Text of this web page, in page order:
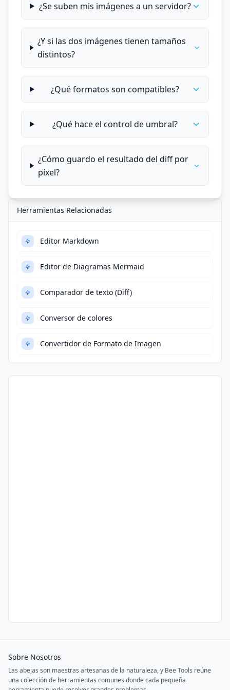
¿Se suben mis imágenes a un servidor?
¿Y si las dos imágenes tienen tamaños
distintos?
¿Qué formatos son compatibles?
¿Qué hace el control de umbral?
¿Cómo guardo el resultado del diff por
píxel?
Herramientas Relacionadas
Editor Markdown
Editor de Diagramas Mermaid
Comparador de texto (Diff)
Conversor de colores
Convertidor de Formato de Imagen
Sobre Nosotros
Las abejas son maestras artesanas de la naturaleza, y Bee Tools reúne
una colección de herramientas comunes donde cada pequeña